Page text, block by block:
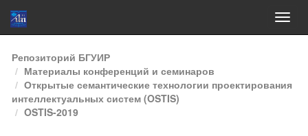
Skip
navigation
Репозиторий БГУИР
Материалы конференций и семинаров
Открытые семантические технологии проектирования
интеллектуальных систем (OSTIS)
OSTIS-2019